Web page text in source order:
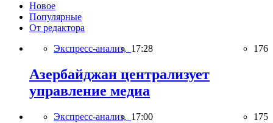
Новое
Популярные
От редактора
Экспресс-анализ, 17:28 176
Азербайджан централизует
управление медиа
Экспресс-анализ, 17:00 175